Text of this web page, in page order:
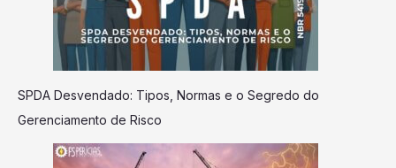
SPDA Desvendado: Tipos, Normas e o Segredo do
Gerenciamento de Risco